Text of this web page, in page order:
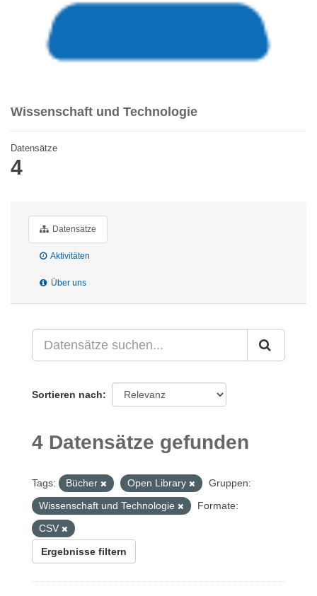
Wissenschaft und Technologie
Datensätze
4
Datensätze
Aktivitäten
Über uns
Sortieren nach
4 Datensätze gefunden
Tags: Bücher Open Library
Gruppen:
Wissenschaft und Technologie
Formate:
CSV
Ergebnisse filtern